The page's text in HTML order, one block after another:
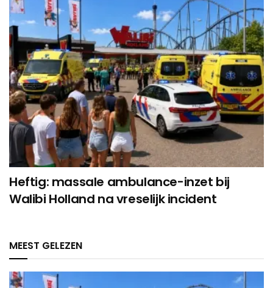
Heftig: massale ambulance-inzet bij
Walibi Holland na vreselijk incident
MEEST GELEZEN